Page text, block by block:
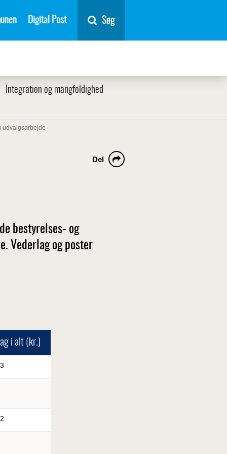
Digital Post Søg
Integration og mangfoldighed
udvalgsarbejde
Del
bestyrelses- og
Vederlag og poster
i alt (kr.)